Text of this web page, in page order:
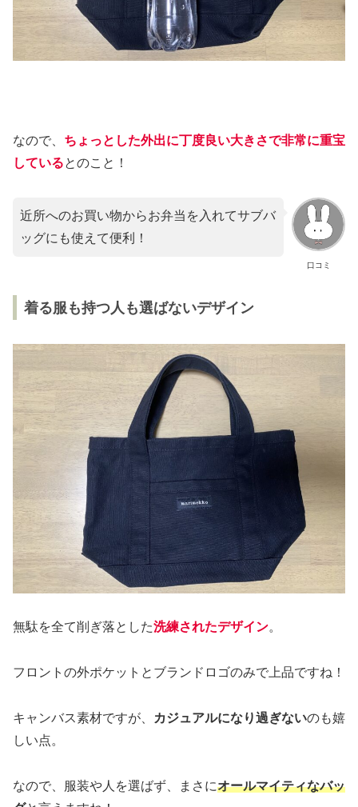
なので、 ちょっとした外出に丁度良い大きさで非常に重宝
しているとのこと！
口コミ
近所へのお買い物からお弁当を入れてサブバ
ッグにも使えて便利！
着る服も持つ人も選ばないデザイン
無駄を全て削ぎ落とした洗練されたデザイン。
フロントの外ポケットとブランドロゴのみで上品ですね！
キャンバス素材ですが、 カジュアルになり過ぎないのも嬉
しい点。
なので、服装や人を選ばず、まさにオールマイティなバッ